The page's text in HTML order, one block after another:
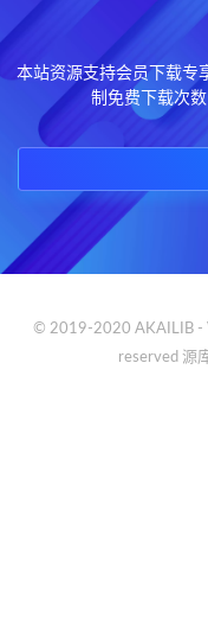
本站资源支持会员下载专
制免费下载次
© 2019-2020 AKAILIB -
reserved 源